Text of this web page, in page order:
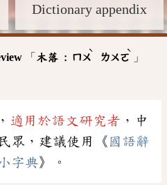
Dictionary appendix
「 木落 : ㄇㄨ
ˋ
ㄌㄨㄛ
ˋ
」
適用於語文研究者 ，中
眾，建議使用《 國語辭
字典》。